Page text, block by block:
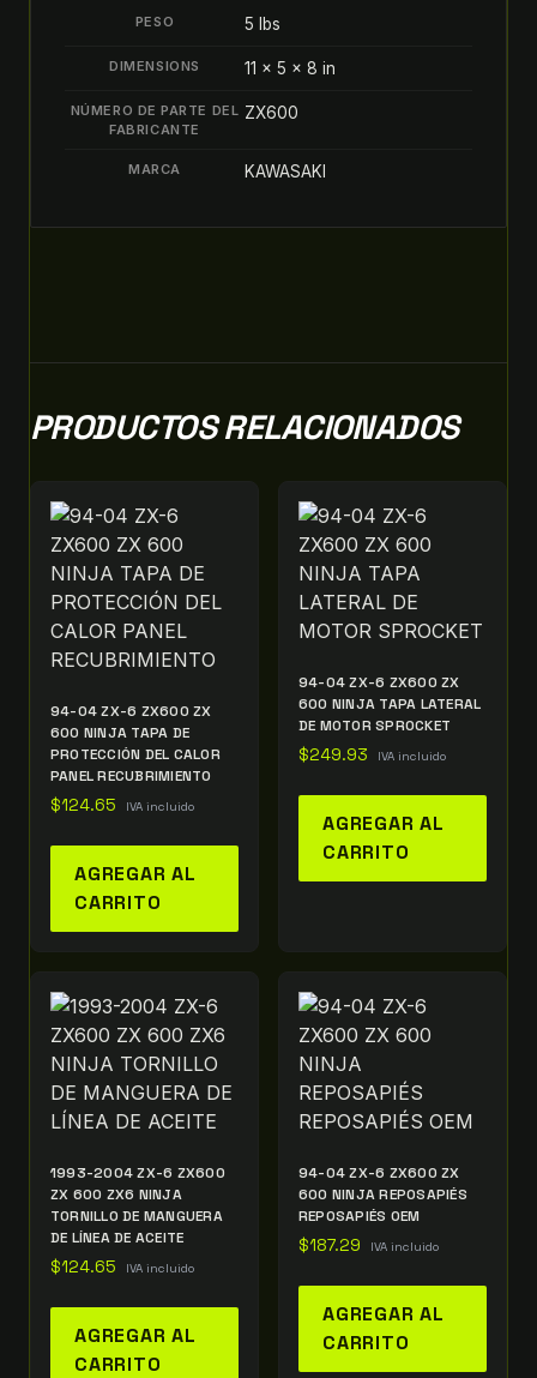
quantity
PESO 5 lbs
DIMENSIONS 11 × 5 × 8 in
NÚMERO DE PARTE DEL
FABRICANTE
ZX600
MARCA KAWASAKI
PRODUCTOS RELACIONADOS
94-04 ZX-6 ZX600 ZX
600 NINJA TAPA DE
PROTECCIÓN DEL CALOR
PANEL RECUBRIMIENTO
$124.65 IVA incluido
AGREGAR AL
CARRITO
94-04 ZX-6 ZX600 ZX
600 NINJA TAPA LATERAL
DE MOTOR SPROCKET
$249.93 IVA incluido
AGREGAR AL
CARRITO
1993-2004 ZX-6 ZX600
ZX 600 ZX6 NINJA
TORNILLO DE MANGUERA
DE LÍNEA DE ACEITE
$124.65 IVA incluido
AGREGAR AL
CARRITO
94-04 ZX-6 ZX600 ZX
600 NINJA REPOSAPIÉS
REPOSAPIÉS OEM
$187.29 IVA incluido
AGREGAR AL
CARRITO